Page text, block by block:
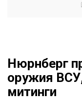
Нюрнберг
оружия
митинги